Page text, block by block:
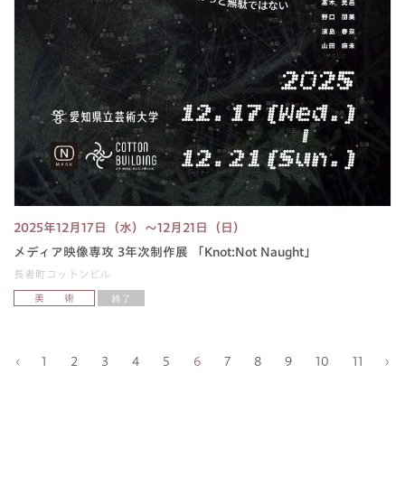
2025年12月17日（水）～12月21日（日）
メディア映像専攻 3年次制作展 「Knot:Not Naught」
長者町コットンビル
美 術 終了
1 2 3 4 5 6 7 8 9 10 11